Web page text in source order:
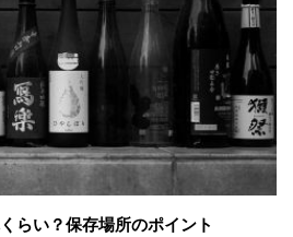
らい？保存場所のポイント